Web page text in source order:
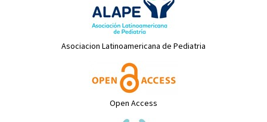
Asociacion Latinoamericana de Pediatria
Open Access